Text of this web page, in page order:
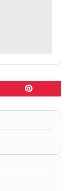
Pinterest